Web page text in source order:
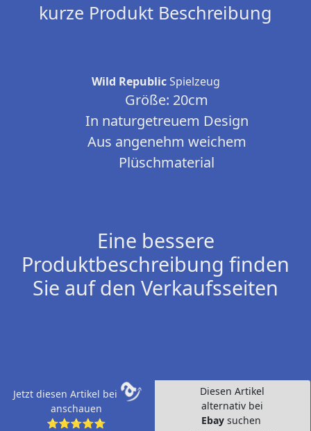
kurze Produkt Beschreibung
Wild RepublicSpielzeug
Größe: 20cm
In naturgetreuem Design
Aus angenehm weichem
Plüschmaterial
Eine bessere
Produktbeschreibung finden
Sie auf den Verkaufsseiten
Jetzt diesen Artikel bei
anschauen
⭐⭐⭐⭐⭐
Diesen Artikel
alternativ bei
Ebay suchen